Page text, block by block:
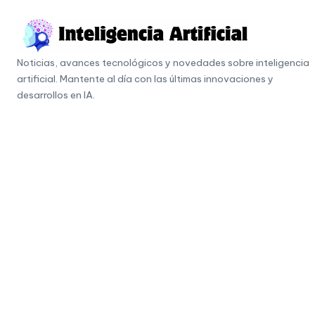
content
I
n
t
Noticias, avances tecnológicos y novedades sobre inteligencia
artificial. Mantente al día con las últimas innovaciones y
desarrollos en IA.